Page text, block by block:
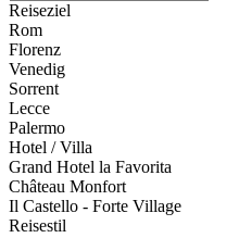
Reiseziel
Rom
Florenz
Venedig
Sorrent
Lecce
Palermo
Hotel / Villa
Grand Hotel la Favorita
Château Monfort
Il Castello - Forte Village
Reisestil